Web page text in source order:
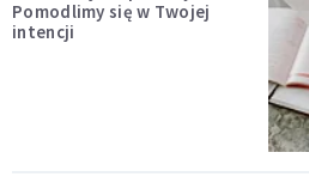
Pomodlimy się w Twojej
intencji